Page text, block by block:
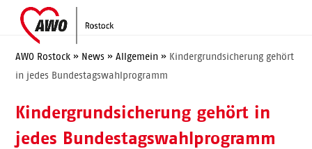
content
Open
mobile
menu
Close
mobile
menu
AWO Rostock » News »Allgemein » Kindergrundsicherung gehört
in jedes Bundestagswahlprogramm
Kindergrundsicherung gehört in
jedes Bundestagswahlprogramm